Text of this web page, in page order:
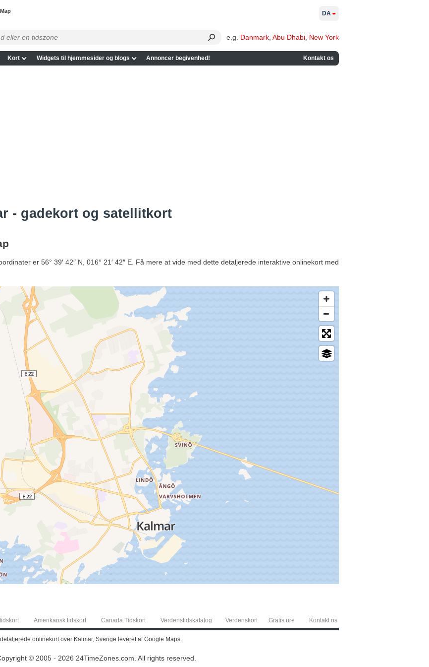
e.g. Danmark Abu Dhabi New York
Kort Widgets til hjemmesider og blogs Annoncer begivenhed! Kontakt os
DA
- gadekort og satellitkort
er 56° 39′ 42″ N, 016° 21′ 42″ E. Få mere at vide med dette detaljerede interaktive onlinekort med
Amerikansk tidskort Canada Tidskort Verdenstidskatalog Verdenskort Gratis ure Kontakt os
onlinekort over Kalmar, Sverige leveret af Google Maps.
© 2005 - 2026 24TimeZones.com. All rights reserved.